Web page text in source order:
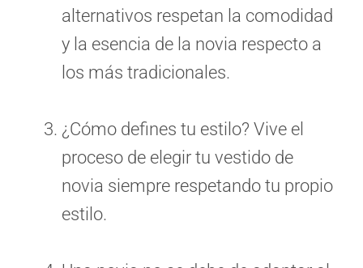
alternativos respetan la comodidad
y la esencia de la novia respecto a
los más tradicionales.
¿Cómo defines tu estilo? Vive el
proceso de elegir tu vestido de
novia siempre respetando tu propio
estilo.